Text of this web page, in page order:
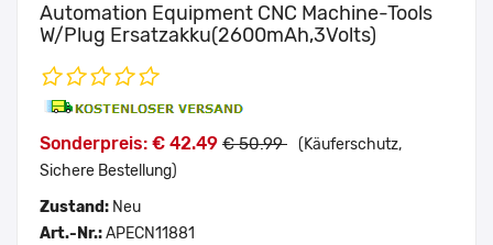
Automation Equipment CNC Machine-Tools
W/Plug Ersatzakku(2600mAh,3Volts)
Sonderpreis: € 42.49 € 50.99 (Käuferschutz,
Sichere Bestellung)
Zustand: Neu
Art.-Nr.:APECN11881